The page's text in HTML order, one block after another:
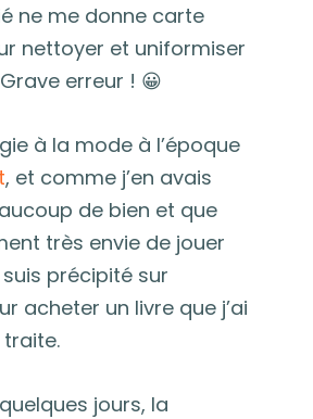
ne me donne carte
nettoyer et uniformiser
erreur ! 😀
à la mode à l’époque
, et comme j’en avais
de bien et que
très envie de jouer
précipité sur
acheter un livre que j’ai
traite.
jours, la